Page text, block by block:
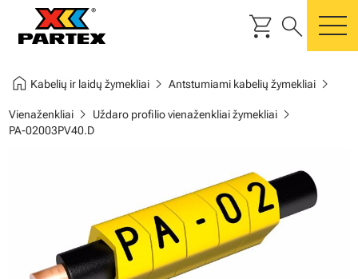
shopping_cart search
home Kabelių ir laidų žymekliaichevron_right Antstumiami kabelių žymekliaichevron_right
Vienaženkliaichevron_right Uždaro profilio vienaženkliai žymekliaichevron_right
PA-02003PV40.D